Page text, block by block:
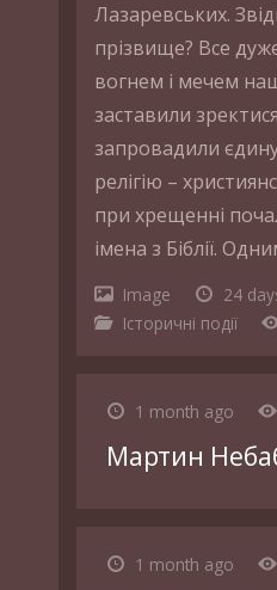
Лазаревських.
прізвище? Все
вогнем і мечем
заставили
запровадили
релігію –
при хрещенні
імена з Біблії.
Image
24
Історичні події
1 month ago
Мартин
1 month ago